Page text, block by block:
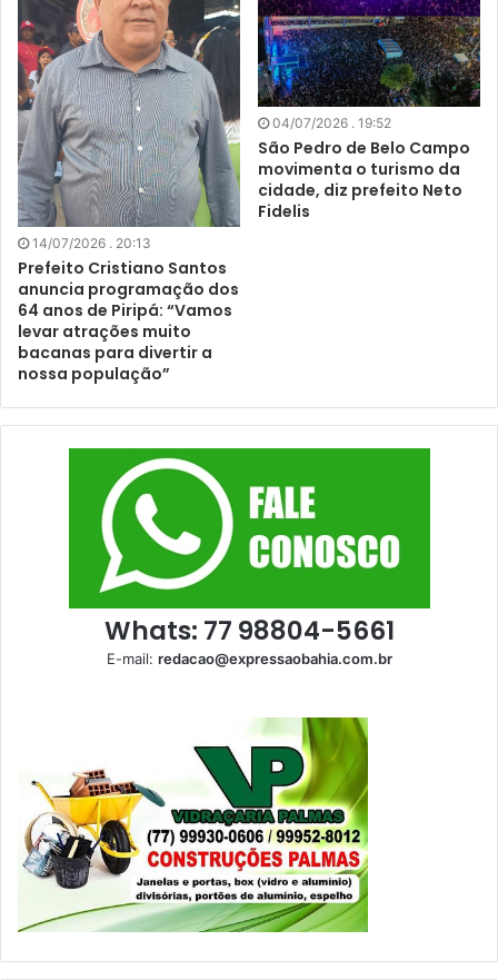
14/07/2026 . 20:13
Prefeito Cristiano Santos
anuncia programação dos
64 anos de Piripá: “Vamos
levar atrações muito
bacanas para divertir a
nossa população”
04/07/2026 . 19:52
São Pedro de Belo Campo
movimenta o turismo da
cidade, diz prefeito Neto
Fidelis
Whats: 77 98804-5661
E-mail: redacao@expressaobahia.com.br